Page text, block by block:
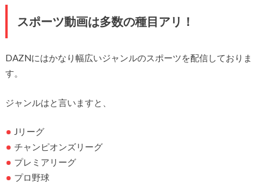
スポーツ動画は多数の種目アリ！
DAZNにはかなり幅広いジャンルのスポーツを配信しておりま
す。
ジャンルはと言いますと、
Jリーグ
チャンピオンズリーグ
プレミアリーグ
プロ野球